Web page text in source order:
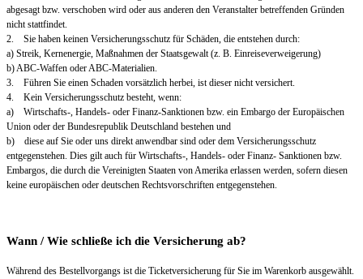
abgesagt bzw. verschoben wird oder aus anderen den Veranstalter betreffenden Gründen
nicht stattfindet.
2. Sie haben keinen Versicherungsschutz für Schäden, die entstehen durch:
a) Streik, Kernenergie, Maßnahmen der Staatsgewalt (z. B. Einreiseverweigerung)
b) ABC-Waffen oder ABC-Materialien.
3. Führen Sie einen Schaden vorsätzlich herbei, ist dieser nicht versichert.
4. Kein Versicherungsschutz besteht, wenn:
a) Wirtschafts-, Handels- oder Finanz-Sanktionen bzw. ein Embargo der Europäischen
Union oder der Bundesrepublik Deutschland bestehen und
b) diese auf Sie oder uns direkt anwendbar sind oder dem Versicherungsschutz
entgegenstehen. Dies gilt auch für Wirtschafts-, Handels- oder Finanz- Sanktionen bzw.
Embargos, die durch die Vereinigten Staaten von Amerika erlassen werden, sofern diesen
keine europäischen oder deutschen Rechtsvorschriften entgegenstehen.
Wann / Wie schließe ich die Versicherung ab?
Während des Bestellvorgangs ist die Ticketversicherung für Sie im Warenkorb ausgewählt.